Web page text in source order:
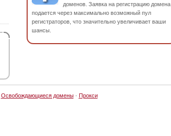
доменов. Заявка на регистрацию домена
подается через максимально возможный пул
регистраторов, что значительно увеличивает ваши
шансы.
Освобождающиеся домены· Прокси